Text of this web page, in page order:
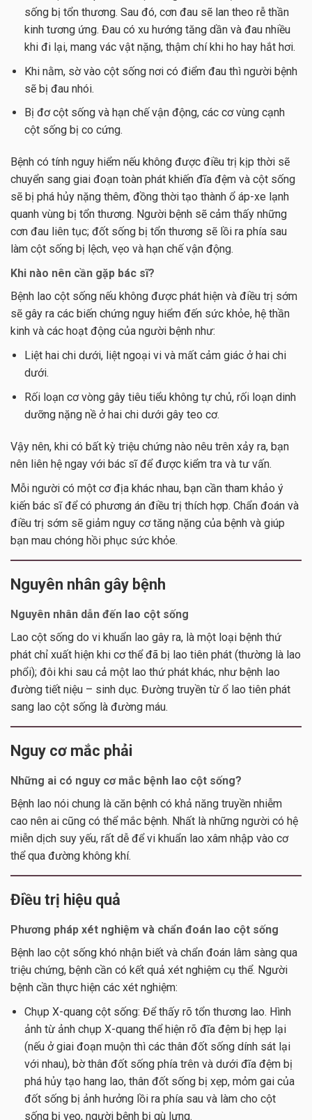
sống bị tổn thương. Sau đó, cơn đau sẽ lan theo rễ thần
kinh tương ứng. Đau có xu hướng tăng dần và đau nhiều
khi đi lại, mang vác vật nặng, thậm chí khi ho hay hắt hơi.
Khi nằm, sờ vào cột sống nơi có điểm đau thì người bệnh
sẽ bị đau nhói.
Bị đơ cột sống và hạn chế vận động, các cơ vùng cạnh
cột sống bị co cứng.
Bệnh có tính nguy hiểm nếu không được điều trị kịp thời sẽ
chuyển sang giai đoạn toàn phát khiến đĩa đệm và cột sống
sẽ bị phá hủy nặng thêm, đồng thời tạo thành ổ áp-xe lạnh
quanh vùng bị tổn thương. Người bệnh sẽ cảm thấy những
cơn đau liên tục; đốt sống bị tổn thương sẽ lồi ra phía sau
làm cột sống bị lệch, vẹo và hạn chế vận động.
Khi nào nên cần gặp bác sĩ?
Bệnh lao cột sống nếu không được phát hiện và điều trị sớm
sẽ gây ra các biến chứng nguy hiểm đến sức khỏe, hệ thần
kinh và các hoạt động của người bệnh như:
Liệt hai chi dưới, liệt ngoại vi và mất cảm giác ở hai chi
dưới.
Rối loạn cơ vòng gây tiêu tiểu không tự chủ, rối loạn dinh
dưỡng nặng nề ở hai chi dưới gây teo cơ.
Vậy nên, khi có bất kỳ triệu chứng nào nêu trên xảy ra, bạn
nên liên hệ ngay với bác sĩ để được kiểm tra và tư vấn.
Mỗi người có một cơ địa khác nhau, bạn cần tham khảo ý
kiến bác sĩ để có phương án điều trị thích hợp. Chẩn đoán và
điều trị sớm sẽ giảm nguy cơ tăng nặng của bệnh và giúp
bạn mau chóng hồi phục sức khỏe.
Nguyên nhân gây bệnh
Nguyên nhân dẫn đến lao cột sống
Lao cột sống do vi khuẩn lao gây ra, là một loại bệnh thứ
phát chỉ xuất hiện khi cơ thể đã bị lao tiên phát (thường là lao
phổi); đôi khi sau cả một lao thứ phát khác, như bệnh lao
đường tiết niệu – sinh dục. Đường truyền từ ổ lao tiên phát
sang lao cột sống là đường máu.
Nguy cơ mắc phải
Những ai có nguy cơ mắc bệnh lao cột sống?
Bệnh lao nói chung là căn bệnh có khả năng truyền nhiễm
cao nên ai cũng có thể mắc bệnh. Nhất là những người có hệ
miễn dịch suy yếu, rất dễ để vi khuẩn lao xâm nhập vào cơ
thể qua đường không khí.
Điều trị hiệu quả
Phương pháp xét nghiệm và chẩn đoán lao cột sống
Bệnh lao cột sống khó nhận biết và chẩn đoán lâm sàng qua
triệu chứng, bệnh cần có kết quả xét nghiệm cụ thể. Người
bệnh cần thực hiện các xét nghiệm:
Chụp X-quang cột sống: Để thấy rõ tổn thương lao. Hình
ảnh từ ảnh chụp X-quang thể hiện rõ đĩa đệm bị hẹp lại
(nếu ở giai đoạn muộn thì các thân đốt sống dính sát lại
với nhau), bờ thân đốt sống phía trên và dưới đĩa đệm bị
phá hủy tạo hang lao, thân đốt sống bị xẹp, mỏm gai của
đốt sống bị ảnh hưởng lồi ra phía sau và làm cho cột
sống bị vẹo, người bệnh bị gù lưng.